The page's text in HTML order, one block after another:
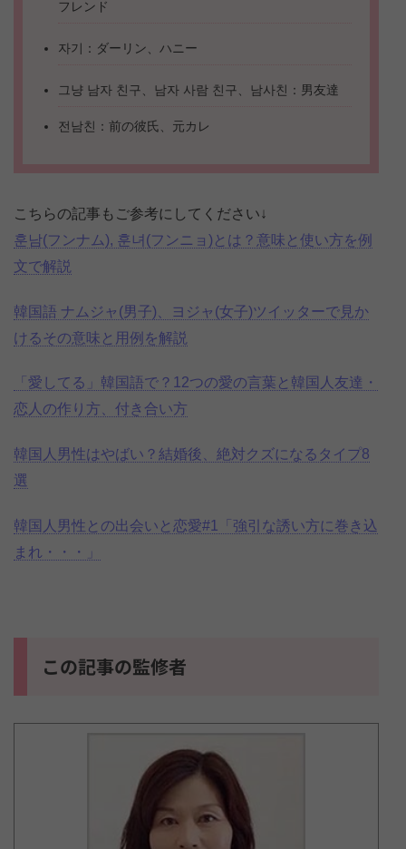
フレンド
자기：ダーリン、ハニー
그냥 남자 친구、남자 사람 친구、남사친：男友達
전남친：前の彼氏、元カレ
こちらの記事もご参考にしてください↓
훈남(フンナム), 훈녀(フンニョ)とは？意味と使い方を例
文で解説
韓国語 ナムジャ(男子)、ヨジャ(女子)ツイッターで見か
けるその意味と用例を解説
「愛してる」韓国語で？12つの愛の言葉と韓国人友達・
恋人の作り方、付き合い方
韓国人男性はやばい？結婚後、絶対クズになるタイプ8
選
韓国人男性との出会いと恋愛#1「強引な誘い方に巻き込
まれ・・・」
この記事の監修者